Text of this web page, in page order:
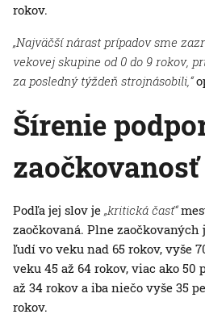
rokov.
„Najväčší nárast prípadov sme
vekovej skupine od 0 do 9 rokov,
za posledný týždeň strojnásobili,“
Šírenie
Podľa jej slov je „kritická časť“
zaočkovaná. Plne zaočkovaných
ľudí vo veku nad 65 rokov, vyše
veku 45 až 64 rokov, viac ako 50
až 34 rokov a iba niečo vyše 35
rokov.